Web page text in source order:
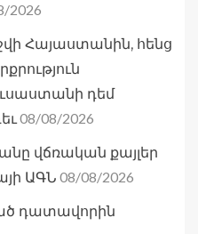
2026
Հայաստանին, հենց
դեմ
08/08/2026
վճռական քայլեր
ԱԳՆ 08/08/2026
դատավորին